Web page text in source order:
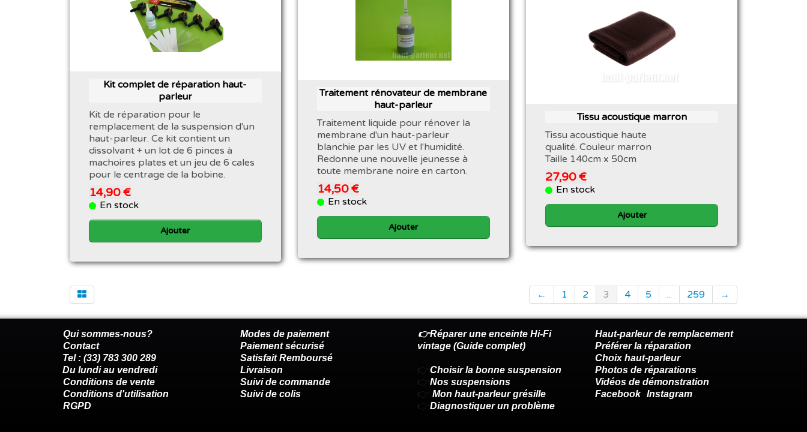
Kit complet de réparation haut-
parleur
Kit de réparation pour le
remplacement de la suspension d'un
haut-parleur. Ce kit contient un
dissolvant + un lot de 6 pinces à
machoires plates et un jeu de 6 cales
pour le centrage de la bobine.
14,90 €
En stock
Ajouter
Traitement rénovateur de membrane
haut-parleur
Traitement liquide pour rénover la
membrane d'un haut-parleur
blanchie par les UV et l'humidité.
Redonne une nouvelle jeunesse à
toute membrane noire en carton.
14,50 €
En stock
Ajouter
Tissu acoustique marron
Tissu acoustique haute
qualité. Couleur marron
Taille 140cm x 50cm
27,90 €
En stock
Ajouter
← 1 2 3 4 5 ... 259 →
Qui sommes-nous?
Contact
Tel : (33) 783 300 289
Du lundi au vendredi
Conditions de vente
Conditions d'utilisation
RGPD
Modes de paiement
Paiement sécurisé
Satisfait Remboursé
Livraison
Suivi de commande
Suivi de colis
👉Réparer une enceinte Hi-Fi
vintage (Guide complet)
👉 Choisir la bonne suspension
👉 Nos suspensions
👉 Mon haut-parleur grésille
👉 Diagnostiquer un problème
Haut-parleur de remplacement
Préférer la réparation
Choix haut-parleur
Photos de réparations
Vidéos de démonstration
Facebook Instagram